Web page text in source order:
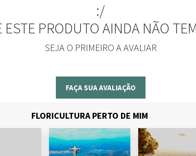
:/
ESTE PRODUTO AINDA NÃO
SEJA O PRIMEIRO A AVALIAR
FAÇA SUA AVALIAÇÃO
FLORICULTURA PERTO DE MIM